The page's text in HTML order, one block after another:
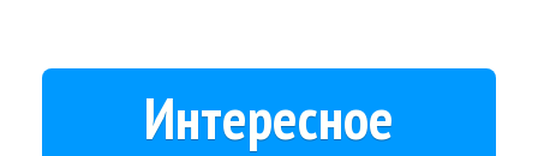
Интересное